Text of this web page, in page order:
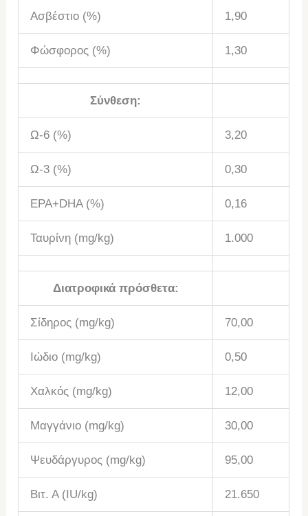
Ασβέστιο (%) 1,90
Φώσφορος (%) 1,30
Σύνθεση:
Ω-6 (%) 3,20
Ω-3 (%) 0,30
EPA+DHA (%) 0,16
Ταυρίνη (mg/kg) 1.000
Διατροφικά πρόσθετα:
Σίδηρος (mg/kg) 70,00
Ιώδιο (mg/kg) 0,50
Χαλκός (mg/kg) 12,00
Μαγγάνιο (mg/kg) 30,00
Ψευδάργυρος (mg/kg) 95,00
Βιτ. Α (IU/kg) 21.650